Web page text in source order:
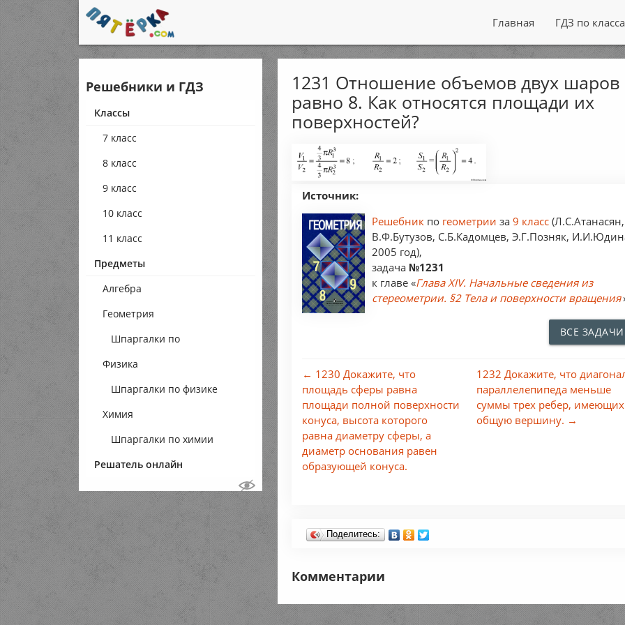
Главная ГДЗ по
Решебники и ГДЗ
Классы
7 класс
8 класс
9 класс
10 класс
11 класс
Предметы
Алгебра
Геометрия
Шпаргалки по
геометрии
Физика
Шпаргалки по физике
Химия
Шпаргалки по химии
Решатель онлайн
1231 Отношение объемов двух шаров
равно 8. Как относятся площади их
поверхностей?
Источник:
Решебник по геометрииза9 класс (Л.С.Атанасян,
В.Ф.Бутузов, С.Б.Кадомцев, Э.Г.Позняк,
2005 год),
задача №1231
к главе «Глава XIV. Начальные сведения из
стереометрии. §2 Тела и поверхности вращения
ВСЕ ЗАДАЧИ
← 1230 Докажите, что
площадь сферы равна
площади полной поверхности
конуса, высота которого
равна диаметру сферы, а
диаметр основания равен
образующей конуса.
1232 Докажите, что
параллелепипеда меньше
суммы трех ребер, имеющих
общую вершину. →
Поделитесь:
Комментарии